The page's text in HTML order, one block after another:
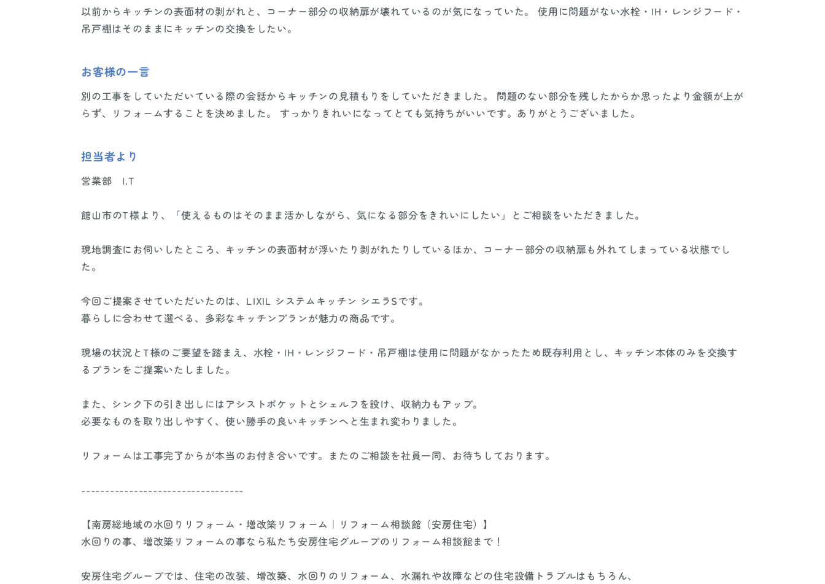
以前からキッチンの表面材の剥がれと、コーナー部分の収納扉が壊れているのが気になっていた。 使用に問題がない水栓・IH・レンジフード・
吊戸棚はそのままにキッチンの交換をしたい。
お客様の一言
別の工事をしていただいている際の会話からキッチンの見積もりをしていただきました。 問題のない部分を残したからか思ったより金額が上が
らず、リフォームすることを決めました。 すっかりきれいになってとても気持ちがいいです。ありがとうございました。
担当者より
営業部 I.T
館山市のT様より、「使えるものはそのまま活かしながら、気になる部分をきれいにしたい」とご相談をいただきました。
現地調査にお伺いしたところ、キッチンの表面材が浮いたり剥がれたりしているほか、コーナー部分の収納扉も外れてしまっている状態でし
た。
今回ご提案させていただいたのは、LIXIL システムキッチン シエラSです。
暮らしに合わせて選べる、多彩なキッチンプランが魅力の商品です。
現場の状況とT様のご要望を踏まえ、水栓・IH・レンジフード・吊戸棚は使用に問題がなかったため既存利用とし、キッチン本体のみを交換す
るプランをご提案いたしました。
また、シンク下の引き出しにはアシストポケットとシェルフを設け、収納力もアップ。
必要なものを取り出しやすく、使い勝手の良いキッチンへと生まれ変わりました。
リフォームは工事完了からが本当のお付き合いです。またのご相談を社員一同、お待ちしております。
----------------------------------
【南房総地域の水回りリフォーム・増改築リフォーム｜リフォーム相談館（安房住宅）】
水回りの事、増改築リフォームの事なら私たち安房住宅グループのリフォーム相談館まで！
安房住宅グループでは、住宅の改装、増改築、水回りのリフォーム、水漏れや故障などの住宅設備トラブルはもちろん、